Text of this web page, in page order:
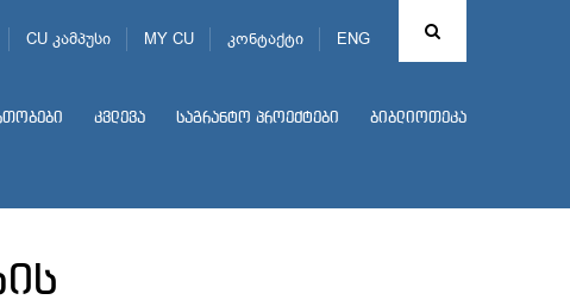
ENG
CU კამპუსი MY CU კონტაქტი
კვლევა საგრანტო პროექტები ბიბლიოთეკა